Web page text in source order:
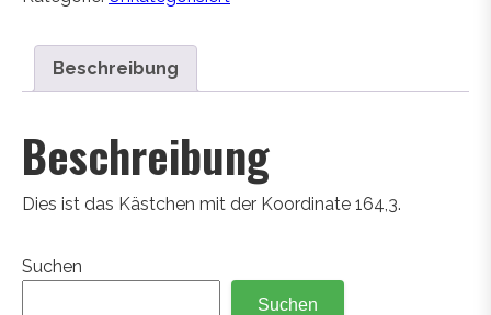
Beschreibung
Beschreibung
Dies ist das Kästchen mit der Koordinate 164,3.
Suchen
Suchen